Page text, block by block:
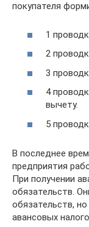
покупателя
1
2
3
4
вычету.
5
В последнее
предприятия
При получении
обязательств.
обязательств,
авансовых